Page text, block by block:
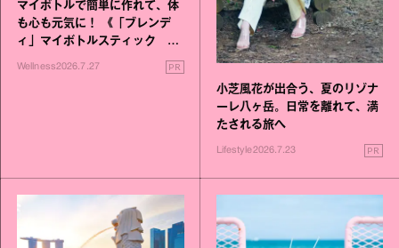
マイボトルで簡単に作れて、体
も心も元気に！ 《「ブレンデ
ィ」マイボトルスティック い
いこと毎日》シリーズが誕生
Wellness2026.7.27 PR
小芝風花が出合う、夏のリゾナ
ーレ八ヶ岳。日常を離れて、満
たされる旅へ
Lifestyle2026.7.23 PR